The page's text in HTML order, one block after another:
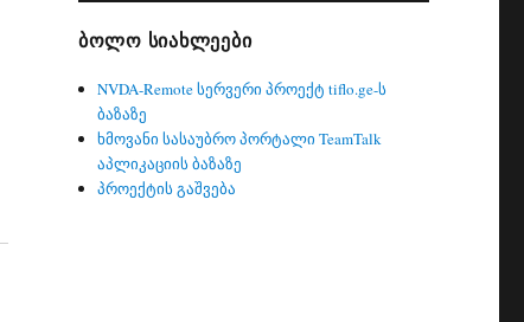
ᲑᲝᲚᲝ ᲡᲘᲐᲮᲚᲔᲔᲑᲘ
NVDA-Remote სერვერი პროექტ tiflo.ge-ს
ბაზაზე
ხმოვანი სასაუბრო პორტალი TeamTalk
აპლიკაციის ბაზაზე
პროექტის გაშვება